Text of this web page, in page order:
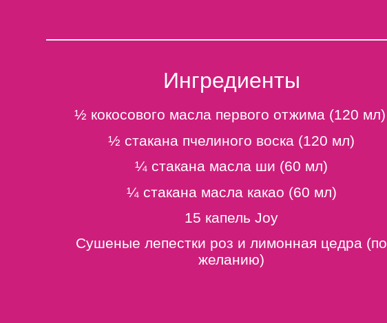
Ингредиенты
½ кокосового масла первого отжима (120 мл)
½ стакана пчелиного воска (120 мл)
¼ стакана масла ши (60 мл)
¼ стакана масла какао (60 мл)
15 капель Joy
Сушеные лепестки роз и лимонная цедра (по
желанию)